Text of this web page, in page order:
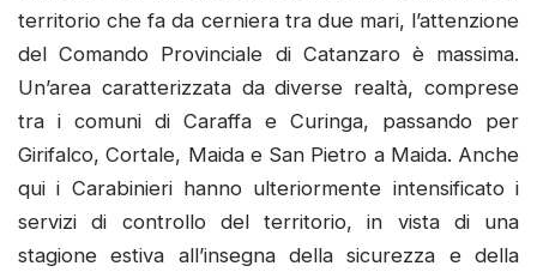
territorio che fa da cerniera tra due mari, l’attenzione
del Comando Provinciale di Catanzaro è massima.
Un’area caratterizzata da diverse realtà, comprese
tra i comuni di Caraffa e Curinga, passando per
Girifalco, Cortale, Maida e San Pietro a Maida. Anche
qui i Carabinieri hanno ulteriormente intensificato i
servizi di controllo del territorio, in vista di una
stagione estiva all’insegna della sicurezza e della